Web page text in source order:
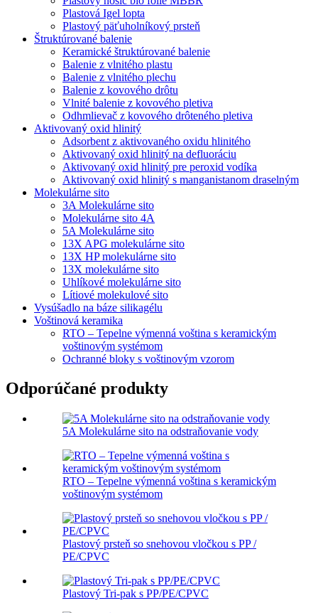
Plastová Igel lopta
Plastový päťuholníkový prsteň
Štruktúrované balenie
Keramické štruktúrované balenie
Balenie z vlnitého plastu
Balenie z vlnitého plechu
Balenie z kovového drôtu
Vlnité balenie z kovového pletiva
Odhmlievač z kovového drôteného pletiva
Aktivovaný oxid hlinitý
Adsorbent z aktivovaného oxidu hlinitého
Aktivovaný oxid hlinitý na defluoráciu
Aktivovaný oxid hlinitý pre peroxid vodíka
Aktivovaný oxid hlinitý s manganistanom draselným
Molekulárne sito
3A Molekulárne sito
Molekulárne sito 4A
5A Molekulárne sito
13X APG molekulárne sito
13X HP molekulárne sito
13X molekulárne sito
Uhlíkové molekulárne sito
Lítiové molekulové sito
Vysúšadlo na báze silikagélu
Voštinová keramika
RTO – Tepelne výmenná voština s keramickým
voštinovým systémom
Ochranné bloky s voštinovým vzorom
Odporúčané produkty
5A Molekulárne sito na odstraňovanie vody
RTO – Tepelne výmenná voština s keramickým
voštinovým systémom
Plastový prsteň so snehovou vločkou s PP /
PE/CPVC
Plastový Tri-pak s PP/PE/CPVC